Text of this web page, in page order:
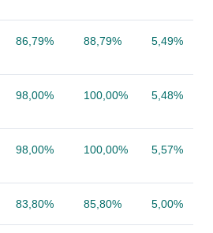
86,79% 88,79% 5,49%
98,00% 100,00% 5,48%
98,00% 100,00% 5,57%
83,80% 85,80% 5,00%